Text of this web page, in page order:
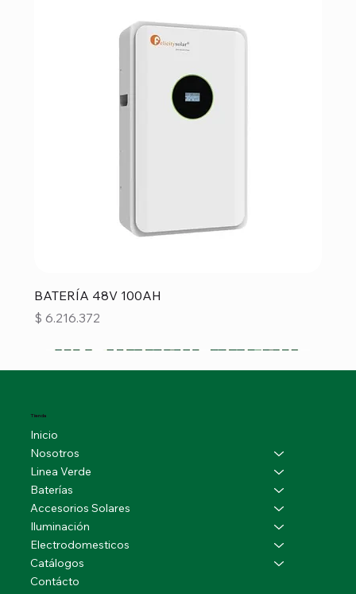
BATERÍA 48V 100AH
Precio
$ 6.216.372
Tienda
Inicio
Nosotros
Linea Verde
Baterías
Accesorios Solares
Iluminación
Electrodomesticos
Catálogos
Contácto